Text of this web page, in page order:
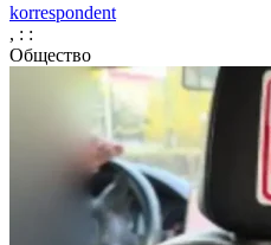
korrespondent
, : :
Общество